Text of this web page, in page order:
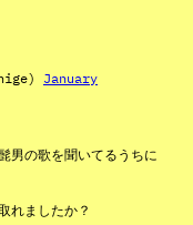
January
男の歌を聞いてるうちに
れましたか？